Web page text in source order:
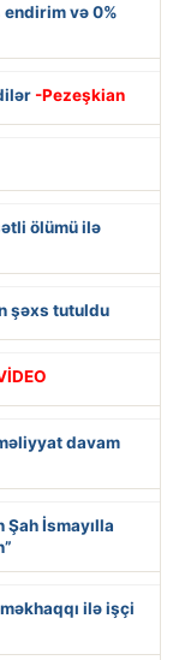
endirim və 0%
-Pezeşkian
ölümü ilə
şəxs tutuldu
davam
Şah İsmayılla
ilə işçi